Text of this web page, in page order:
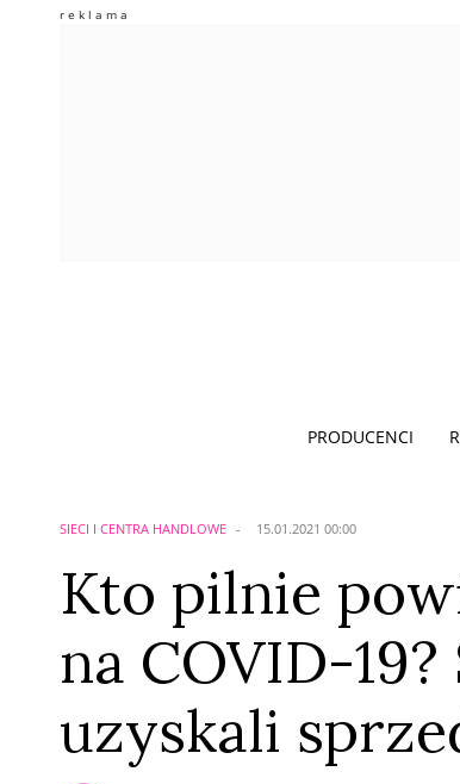
PRODUCENCI
SIECI I CENTRA HANDLOWE 15.01.2021 00:00
Kto pilnie
na COVID-
uzyskali